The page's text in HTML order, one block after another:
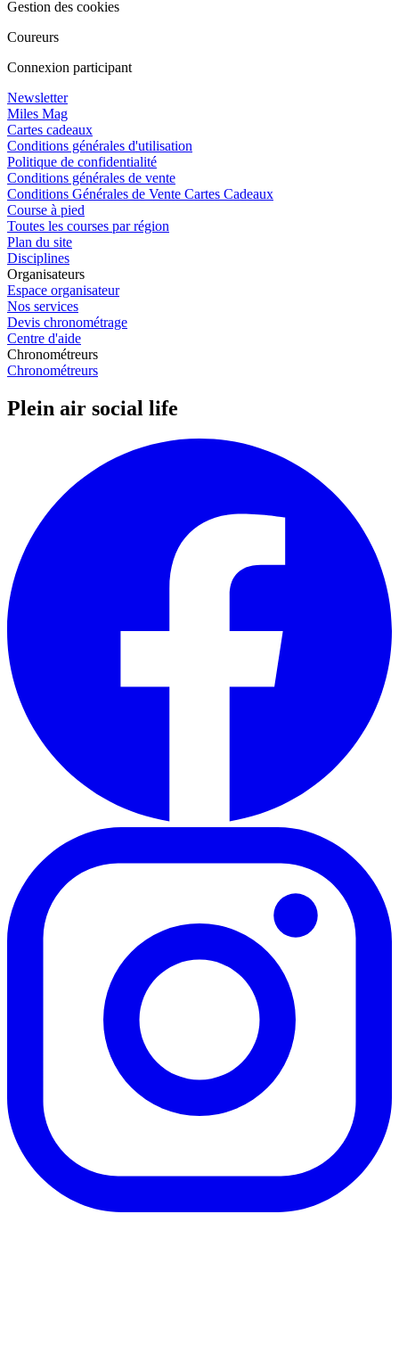
Gestion des cookies
Coureurs
Connexion participant
Newsletter
Miles Mag
Cartes cadeaux
Conditions générales d'utilisation
Politique de confidentialité
Conditions générales de vente
Conditions Générales de Vente Cartes Cadeaux
Course à pied
Toutes les courses par région
Plan du site
Disciplines
Organisateurs
Espace organisateur
Nos services
Devis chronométrage
Centre d'aide
Chronométreurs
Chronométreurs
Plein air social life